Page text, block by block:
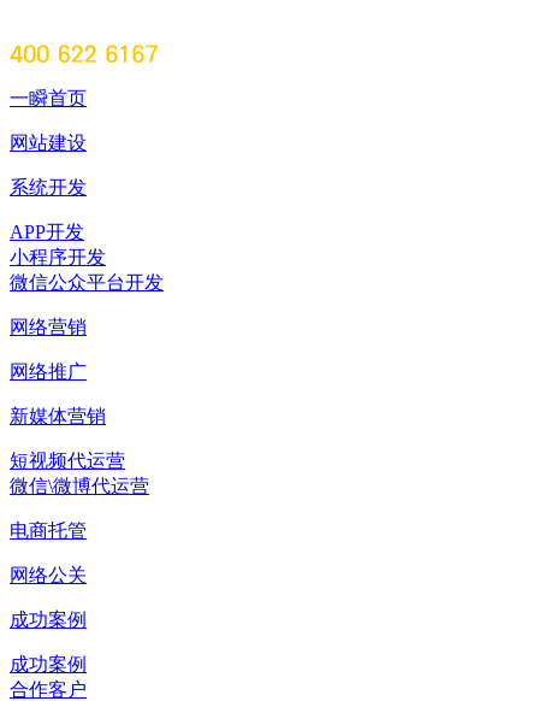
一瞬首页
网站建设
系统开发
APP开发
小程序开发
微信公众平台开发
网络营销
网络推广
新媒体营销
短视频代运营
微信\微博代运营
电商托管
网络公关
成功案例
成功案例
合作客户